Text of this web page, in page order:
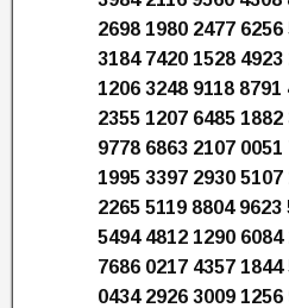
2698 1980 2477
3184 7420 1528
1206 3248 9118
2355 1207 6485
9778 6863 2107
1995 3397 2930
2265 5119 8804
5494 4812 1290
7686 0217 4357
0434 2926 3009